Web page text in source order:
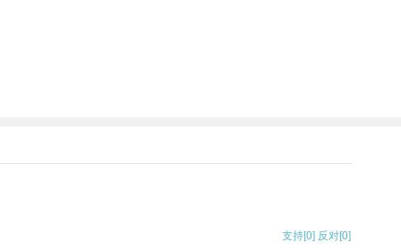
支持[0] 反对[0]